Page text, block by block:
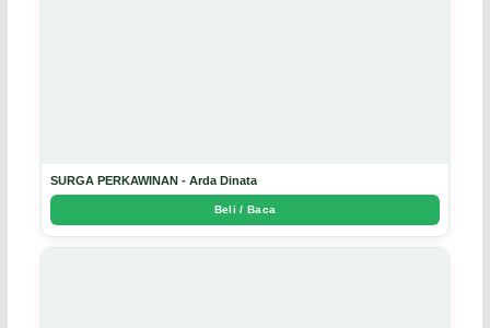
SURGA PERKAWINAN - Arda Dinata
Beli / Baca